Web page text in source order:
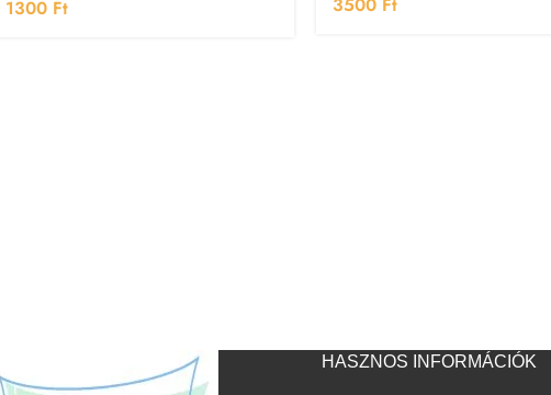
1300 Ft
HASZNOS INFORMÁCIÓK